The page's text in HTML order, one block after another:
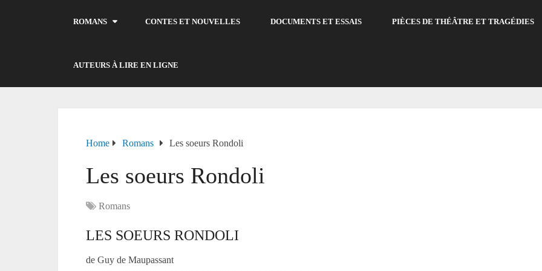
ROMANS CONTES ET NOUVELLES DOCUMENTS ET ESSAIS PIÈCES DE THÉÂTRE ET TRAGÉDIES
AUTEURS À LIRE EN LIGNE
Home Romans Les soeurs Rondoli
Les soeurs Rondoli
Romans
LES SOEURS RONDOLI
de Guy de Maupassant